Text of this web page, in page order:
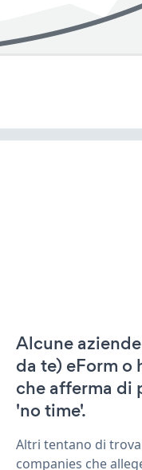
Alcune
da te) eForm o
che afferma di
'no time'.
Altri tentano di
companies che